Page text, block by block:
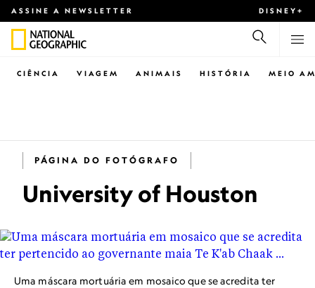
ASSINE A NEWSLETTER DISNEY+
CIÊNCIA VIAGEM ANIMAIS HISTÓRIA MEIO
PÁGINA DO FOTÓGRAFO
University of Houston
Uma máscara mortuária em mosaico que se acredita ter